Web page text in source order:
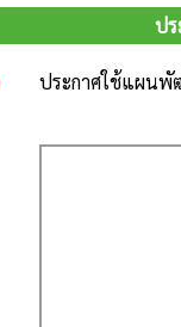
ป
ประกาศใช้แผนพั